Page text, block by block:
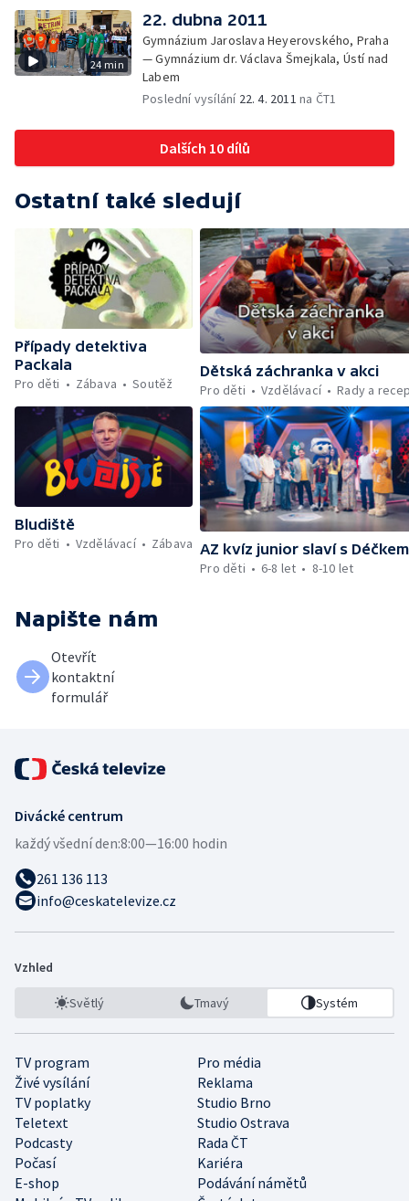
24 min
22. dubna 2011
Gymnázium Jaroslava Heyerovského, Praha
— Gymnázium dr. Václava Šmejkala, Ústí nad
Labem
Poslední vysílání 22. 4. 2011 na ČT1
Dalších 10 dílů
Ostatní také sledují
Případy detektiva
Packala
Pro děti
Zábava Soutěž
Dětská záchranka v akci
Pro děti
Vzdělávací Rady a
Bludiště
Pro děti
Vzdělávací Zábava AZ kvíz junior slaví s Déčkem
Pro děti
6-8 let 8-10 let
Napište nám
Otevřít
kontaktní
formulář
Divácké centrum
každý všední den:8:00—16:00 hodin
261 136 113
info@ceskatelevize.cz
Vzhled
Světlý Tmavý Systém
TV program
Pro média
Živé vysílání
Reklama
TV poplatky
Studio Brno
Teletext
Studio Ostrava
Podcasty
Rada ČT
Počasí
Kariéra
E-shop
Podávání námětů